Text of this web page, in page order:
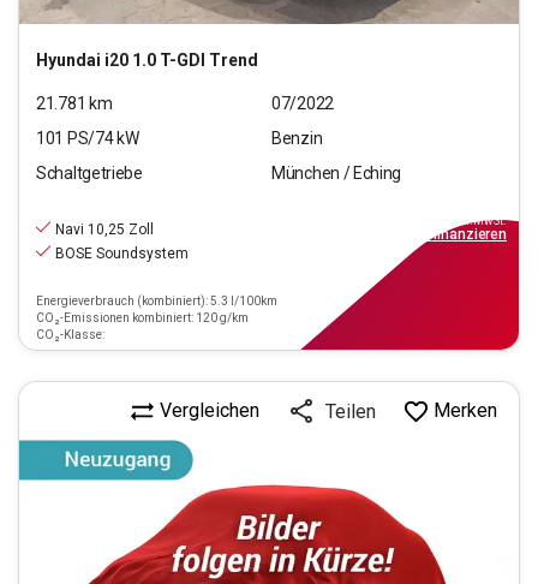
Hyundai i20 1.0 T-GDI Trend
21.781 km
07/2022
101 PS/74kW
Benzin
Schaltgetriebe
München / Eching
Navi 10,25 Zoll
BOSE Soundsystem
Energieverbrauch (kombiniert): 5.3 l/100km
CO₂-Emissionen kombiniert: 120 g/km
CO₂-Klasse:
inkl.MwSt.
finanzieren
Vergleichen Teilen Merken